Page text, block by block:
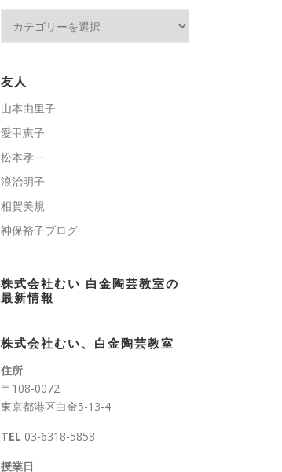
リ
ー
友人
山本由里子
愛甲恵子
松本孝一
浪治明子
相賀美規
神保裕子ブログ
株式会社むい 白金陶芸教室の
最新情報
株式会社むい、白金陶芸教室
住所
〒108-0072
東京都港区白金5-13-4
TEL 03-6318-5858
授業日